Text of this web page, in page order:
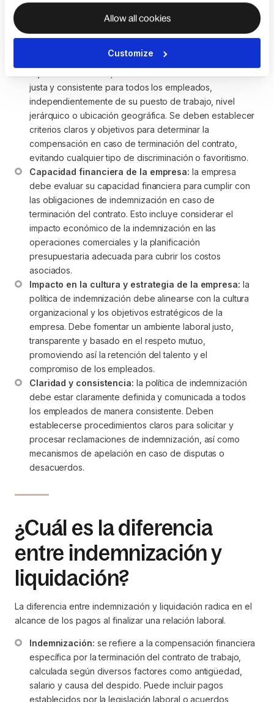
Allow all cookies
Customize
conocer los requisitos mínimos de indemnización
establecidos por la ley y cualquier disposición
justa y consistente para todos los empleados,
independientemente de su puesto de trabajo, nivel
jerárquico o ubicación geográfica. Se deben establecer
criterios claros y objetivos para determinar la
compensación en caso de terminación del contrato,
evitando cualquier tipo de discriminación o favoritismo.
Capacidad financiera de la empresa: la empresa
debe evaluar su capacidad financiera para cumplir con
las obligaciones de indemnización en caso de
terminación del contrato. Esto incluye considerar el
impacto económico de la indemnización en las
operaciones comerciales y la planificación
presupuestaria adecuada para cubrir los costos
asociados.
Impacto en la cultura y estrategia de la empresa: la
política de indemnización debe alinearse con la cultura
organizacional y los objetivos estratégicos de la
empresa. Debe fomentar un ambiente laboral justo,
transparente y basado en el respeto mutuo,
promoviendo así la retención del talento y el
compromiso de los empleados.
Claridad y consistencia: la política de indemnización
debe estar claramente definida y comunicada a todos
los empleados de manera consistente. Deben
establecerse procedimientos claros para solicitar y
procesar reclamaciones de indemnización, así como
mecanismos de apelación en caso de disputas o
desacuerdos.
¿Cuál es la diferencia
entre indemnización y
liquidación?
La diferencia entre indemnización y liquidación radica en el
alcance de los pagos al finalizar una relación laboral.
Indemnización: se refiere a la compensación financiera
específica por la terminación del contrato de trabajo,
calculada según diversos factores como antigüedad,
salario y causa del despido. Puede incluir pagos
establecidos por la legislación laboral o acuerdos